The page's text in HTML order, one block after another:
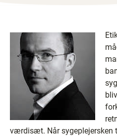
værdisæt. Når sygeplejersken